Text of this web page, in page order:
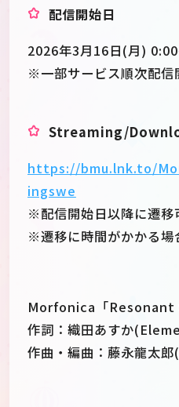
配信開始日
2026年3月16日(月)
※一部サービス順次配信
Streaming/
https://bmu.lnk.to/
ingswe
※配信開始日以降に遷移
※遷移に時間がかかる場
Morfonica「Resonant
作詞：織田あすか
作曲・編曲：藤永龍太